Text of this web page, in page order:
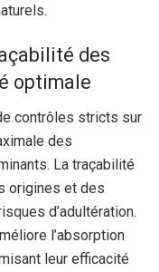
des
optimale
contrôles stricts sur
des
La traçabilité
origines et des
d’adultération.
l’absorption
leur efficacité